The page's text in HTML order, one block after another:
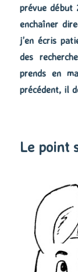
prévue début
enchaîner
j’en écris
des
prends en
précédent, il
Le point